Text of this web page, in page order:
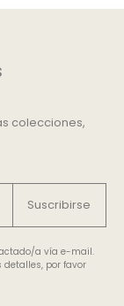
colecciones,
Suscribirse
a vía e-mail.
por favor